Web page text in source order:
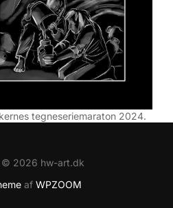
tegneseriemaraton 2024.
© 2026 hw-art.dk
af WPZOOM